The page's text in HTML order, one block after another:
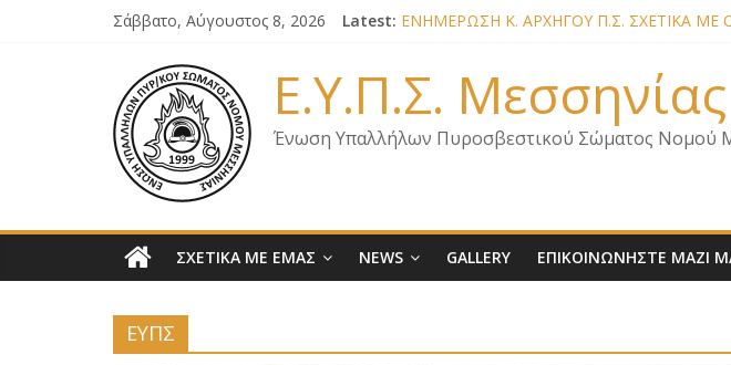
Σάββατο, Αύγουστος 8, 2026 Latest: ΕΝΗΜΕΡΩΣΗ Κ. ΑΡΧΗΓΟΥ Π.Σ. ΣΧΕΤΙΚΑ ΜΕ
ΕΝΗΜΕΡΩΣΗ ΜΕΛΩΝ ΓΙΑ ΕΠΙΣΚΕΨΕΙΣ
ΕΝΗΜΕΡΩΣΗ ΜΕΛΩΝ – ΕΠΙΣΚΕΨΗ ΣΤΗΝ
ΕΠΙΣΤΟΛΗ ΓΙΑ ΣΧΕΔΙΟ ΔΑΣΩΝ 2026
Ε.Υ.Π.Σ. Μεσσηνίας
Ένωση Υπαλλήλων Πυροσβεστικού Σώματος Νομού
ΣΧΕΤΙΚΑ ΜΕ ΕΜΑΣ NEWS GALLERY ΕΠΙΚΟΙΝΩΝΗΣΤΕ ΜΑΖΙ
ΕΥΠΣ